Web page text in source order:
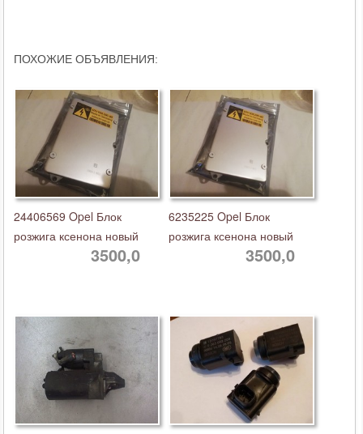
ПОХОЖИЕ ОБЪЯВЛЕНИЯ:
24406569 Opel Блок
розжига ксенона новый
3500,0
6235225 Opel Блок
розжига ксенона новый
3500,0